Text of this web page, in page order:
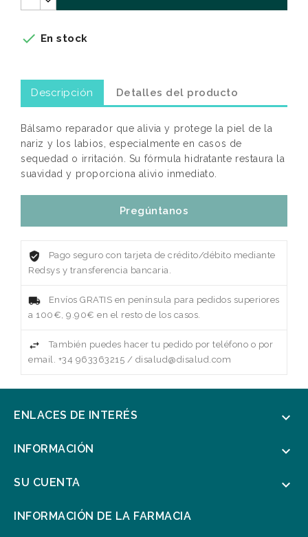
 En stock
Descripción Detalles del producto
Bálsamo reparador que alivia y protege la piel de la
nariz y los labios, especialmente en casos de
sequedad o irritación. Su fórmula hidratante restaura la
suavidad y proporciona alivio inmediato.
Pregúntanos
Pago seguro con tarjeta de crédito/débito mediante
Redsys y transferencia bancaria.
Envíos GRATIS en península para pedidos superiores
a 100€, 9.90€ en el resto de los casos.
También puedes hacer tu pedido por teléfono o por
email. +34 963363215 / disalud@disalud.com
ENLACES DE INTERÉS 
INFORMACIÓN 
SU CUENTA 
INFORMACIÓN DE LA FARMACIA